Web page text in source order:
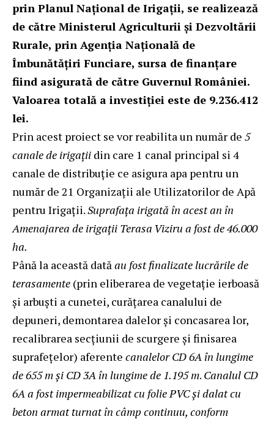
prin Planul Național de Irigații, se realizează
de către Ministerul Agriculturii şi Dezvoltării
Rurale, prin Agenția Naţională de
Îmbunătățiri Funciare, sursa de finanţare
fiind asigurată de către Guvernul României.
Valoarea totală a investiției este de 9.236.412
lei.
Prin acest proiect se vor reabilita un număr de 5
canale de irigații din care 1 canal principal si 4
canale de distribuție ce asigura apa pentru un
număr de 21 Organizații ale Utilizatorilor de Apă
pentru Irigații.Suprafața irigată în acest an în
Amenajarea de irigații Terasa Viziru a fost de 46.000
ha.
Până la această datăau fost finalizate lucrările de
terasamente (prin eliberarea de vegetație ierboasă
şi arbuști a cunetei, curățarea canalului de
depuneri, demontarea dalelor şi concasarea lor,
recalibrarea secțiunii de scurgere şi finisarea
suprafețelor) aferente canalelor CD 6A în lungime
de 655 m şi CD 3A în lungime de 1.195 m. Canalul CD
6A a fost impermeabilizat cu folie PVC şi dalat cu
beton armat turnat în câmp continuu, conform